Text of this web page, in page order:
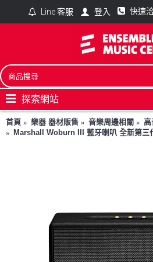
Line 客服 登入 快速
探索網站
首頁 樂器 器材販售 音樂周邊相關 高
Marshall Woburn III 藍牙喇叭 全新第三